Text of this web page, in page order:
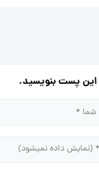
این پست بنویسید.